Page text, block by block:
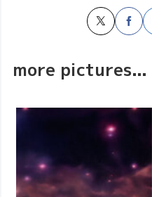
more pictures...